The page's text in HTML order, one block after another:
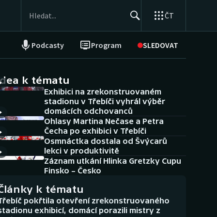
ČT
Podcasty Program SLEDOVAT
NEPŘEHLÉDNĚTE
Historické návraty
Aplikace ČT sport
AZ kvíz
k tématu
Exhibici na zrekonstruovaném
stadionu v Třebíči vyhrál výběr
domácích odchovanců
Ohlasy Martina Nečase a Petra
Čecha po exhibici v Třebíči
Osmnáctka dostala od Švýcarů
lekci v produktivitě
Záznam utkání Hlinka Gretzky Cupu
Finsko – Česko
k tématu
pokřtila otevření zrekonstruovaného
exhibicí, domácí porazili mistry z